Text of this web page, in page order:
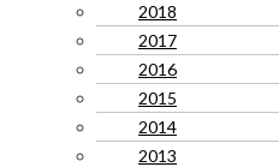
2018
2017
2016
2015
2014
2013